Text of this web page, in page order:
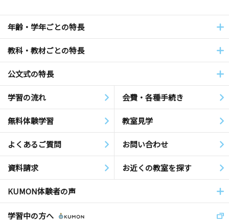
年齢・学年ごとの特長
教科・教材ごとの特長
公文式の特長
学習の流れ 会費・各種手続き
無料体験学習 教室見学
よくあるご質問 お問い合わせ
資料請求 お近くの教室を探す
KUMON体験者の声
学習中の方へ